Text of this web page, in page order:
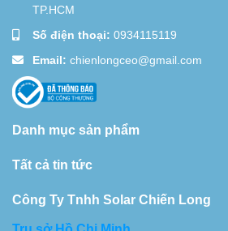
TP.HCM
Số điện thoại: 0934115119
Email: chienlongceo@gmail.com
Danh mục sản phẩm
Tất cả tin tức
Công Ty Tnhh Solar Chiến Long